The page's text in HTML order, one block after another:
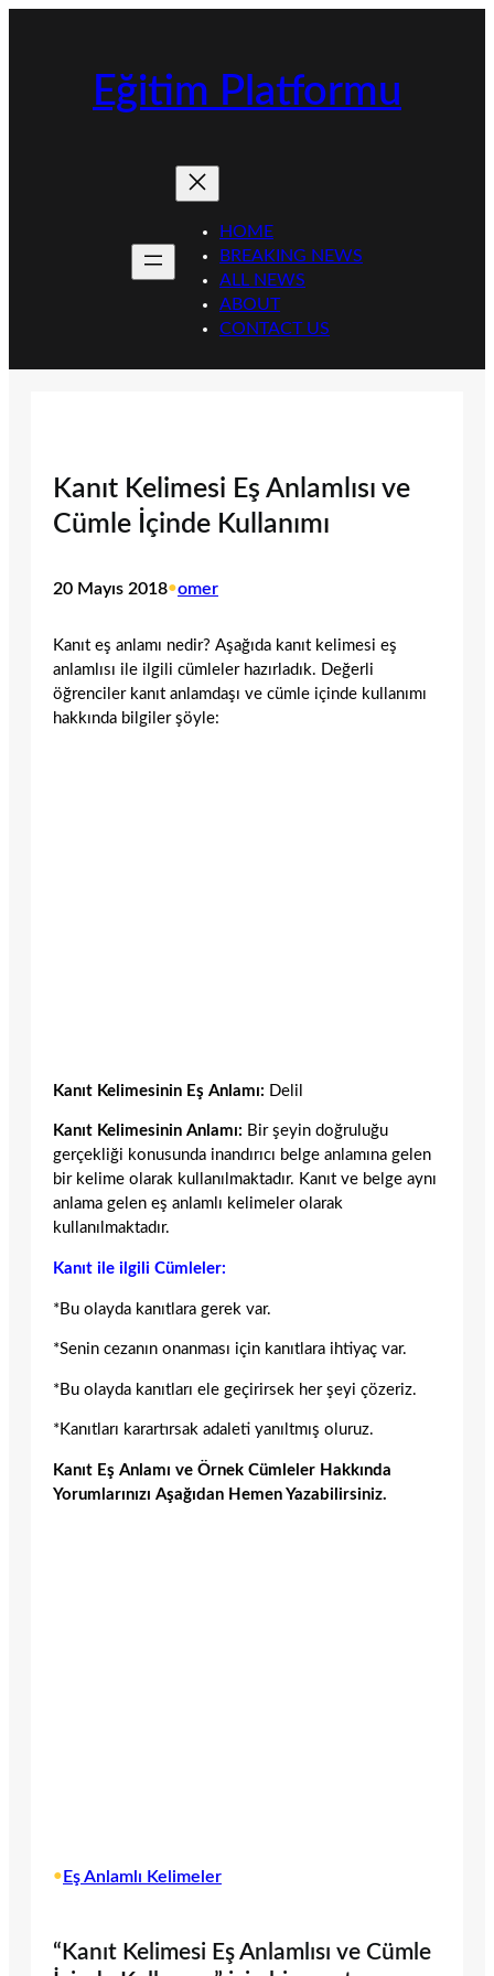
Eğitim Platformu
HOME
BREAKING NEWS
ALL NEWS
ABOUT
CONTACT US
Kanıt Kelimesi Eş Anlamlısı ve
Cümle İçinde Kullanımı
20 Mayıs 2018•omer
Kanıt eş anlamı nedir? Aşağıda kanıt kelimesi eş
anlamlısı ile ilgili cümleler hazırladık. Değerli
öğrenciler kanıt anlamdaşı ve cümle içinde kullanımı
hakkında bilgiler şöyle:
Kanıt Kelimesinin Eş Anlamı: Delil
Kanıt Kelimesinin Anlamı: Bir şeyin doğruluğu
gerçekliği konusunda inandırıcı belge anlamına gelen
bir kelime olarak kullanılmaktadır. Kanıt ve belge aynı
anlama gelen eş anlamlı kelimeler olarak
kullanılmaktadır.
Kanıt ile ilgili Cümleler:
*Bu olayda kanıtlara gerek var.
*Senin cezanın onanması için kanıtlara ihtiyaç var.
*Bu olayda kanıtları ele geçirirsek her şeyi çözeriz.
*Kanıtları karartırsak adaleti yanıltmış oluruz.
Kanıt Eş Anlamı ve Örnek Cümleler Hakkında
Yorumlarınızı Aşağıdan Hemen Yazabilirsiniz.
• Eş Anlamlı Kelimeler
“Kanıt Kelimesi Eş Anlamlısı ve Cümle